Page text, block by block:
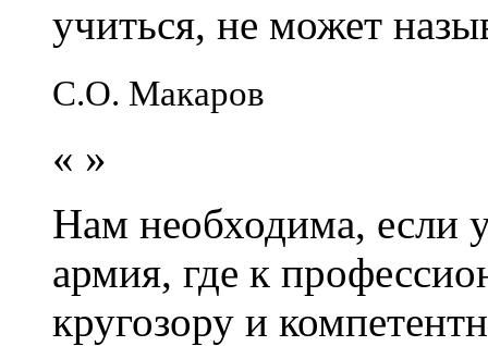
учиться, не может
С.О. Макаров
« »
Нам необходима, если
армия, где к
кругозору и